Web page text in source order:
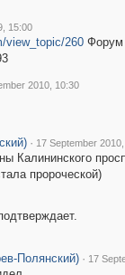
15:00
view_topic/260Форум
2010, 10:30
· 17 September
Калининского
пророческой)
Полянский) · 17